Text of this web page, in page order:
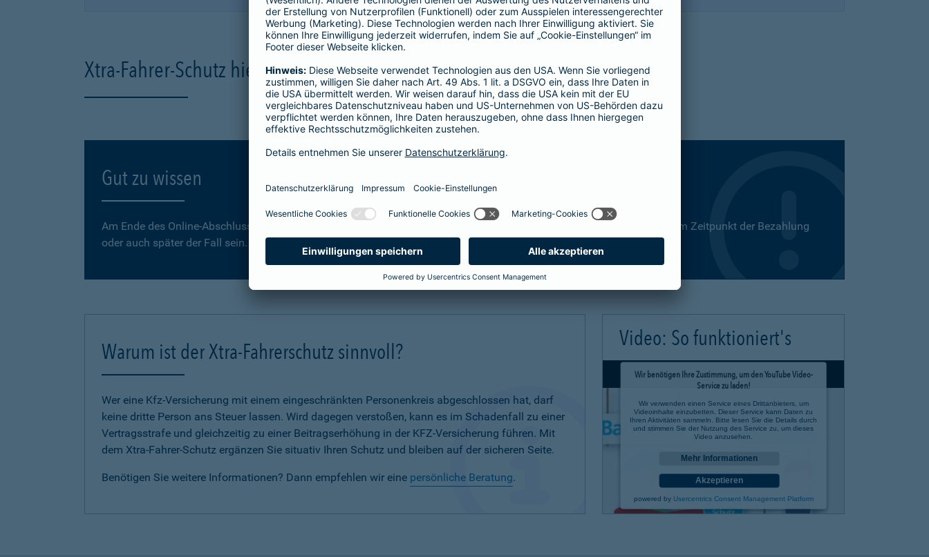
Xtra-Fahrer-Schutz hier online berechnen und direkt abschließen
Gut zu wissen
Am Ende des Online-Abschlusses können Sie selbst bestimmen, ab wann Ihr Xtra-Fahrer-Schutz gültig ist. Dies kann zum Zeitpunkt der Bezahlung
oder auch später der Fall sein.
Warum ist der Xtra-Fahrerschutz sinnvoll?
Wer eine Kfz-Versicherung mit einem eingeschränkten Personenkreis abgeschlossen hat, darf
keine dritte Person ans Steuer lassen. Wird dagegen verstoßen, kann es im Schadenfall zu einer
Vertragsstrafe und gleichzeitig zu einer Beitragserhöhung in der KFZ-Versicherung führen. Mit
dem Xtra-Fahrer-Schutz ergänzen Sie situativ Ihren Schutz und bleiben auf der sicheren Seite.
Benötigen Sie weitere Informationen? Dann empfehlen wir eine persönliche Beratung.
Video: So funktioniert's
Wir benötigen Ihre Zustimmung, um den YouTube Video-
Service zu laden!
Wir verwenden einen Service eines Drittanbieters, um
Videoinhalte einzubetten. Dieser Service kann Daten zu
Ihren Aktivitäten sammeln. Bitte lesen Sie die Details durch
und stimmen Sie der Nutzung des Service zu, um dieses
Video anzusehen.
Mehr Informationen
Akzeptieren
powered by Usercentrics Consent Management Platform